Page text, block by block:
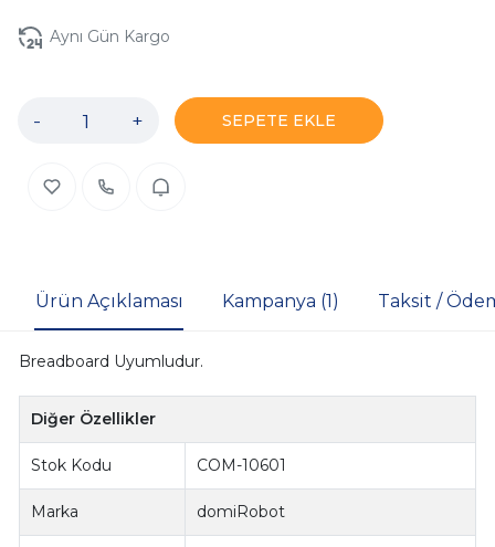
Aynı Gün Kargo
- + SEPETE EKLE
Ürün Açıklaması Kampanya (1) Taksit /
Breadboard Uyumludur.
Diğer Özellikler
Stok Kodu COM-10601
Marka domiRobot